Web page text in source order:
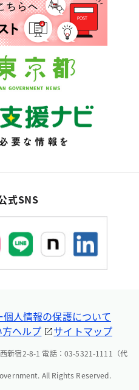
式SNS
個人情報の保護について
ヘルプ サイトマップ
新宿2-8-1 電話：03-5321-1111（代
All Rights Reserved.